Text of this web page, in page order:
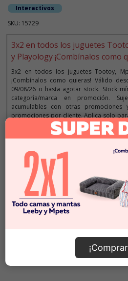
Interactivos
SKU: 15729
3x2 en todos los juguetes
y Playology ¡Combínalos como
3x2 en todos los juguetes Tootoy,
¡Combínalos como quieras! Válido
09/08/26 o hasta agotar stock. Stock
categoría/marca en promoción.
acumulables con otras promociones
promociones por cliente. Aplica solo
Descripción
$39.990
En Stock
Añadir al